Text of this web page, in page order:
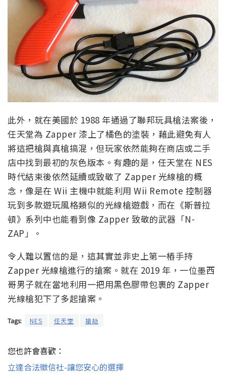
此外，就在美國於 1988 年通過了聯邦玩具槍法案後，
任天堂為 Zapper 漆上了橘色的塗裝，藉此避免有人
將這把槍與真槍搞混，但玩家依然能夠在商店或二手
店中找到最初的灰色版本。有趣的是，任天堂在 NES
時代結束後依然延續或致敬了 Zapper 光線槍的概
念，像是在 Wii 主機中就能利用 Wii Remote 控制器
玩到多款遊玩風格類似的光線槍遊戲，而在《斯普拉
頓》系列中也能看到像 Zapper 致敬的武器「N-
ZAP」。
令人難以置信的是，這其實並非史上第一樁手持
Zapper 光線槍進行的搶案。就在 2019 年，一位墨西
哥男子就在當地利用一把用黑色膠帶包裹的 Zapper
光線槍犯下了多起搶案。
Tags: NES 任天堂 搶劫
您也許會喜歡：
立達合法徵信社-讓您安心的選擇